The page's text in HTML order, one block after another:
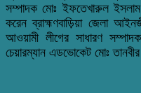
সম্পাদক মোঃ ইফতেখারুল ইসলাম
করেন ব্রাহ্মণবাড়িয়া জেলা
আওয়ামী লীগের সাধারণ
চেয়ারম্যান এডভোকেট মোঃ